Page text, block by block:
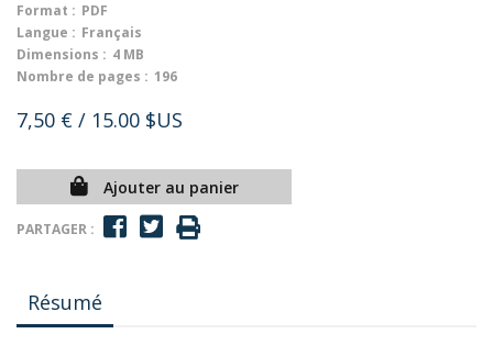
Format : PDF
Langue : Français
Dimensions : 4 MB
Nombre de pages : 196
7,50 € / 15.00 $US
Ajouter au panier
PARTAGER :
Résumé